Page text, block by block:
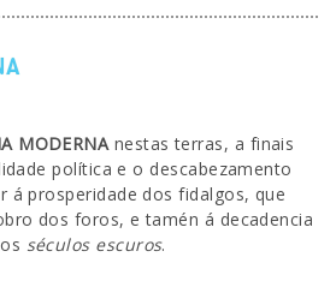
MODERNA nestas terras, a finais
política e o descabezamento
á prosperidade dos fidalgos, que
dos foros, e tamén á decadencia
séculos escuros.